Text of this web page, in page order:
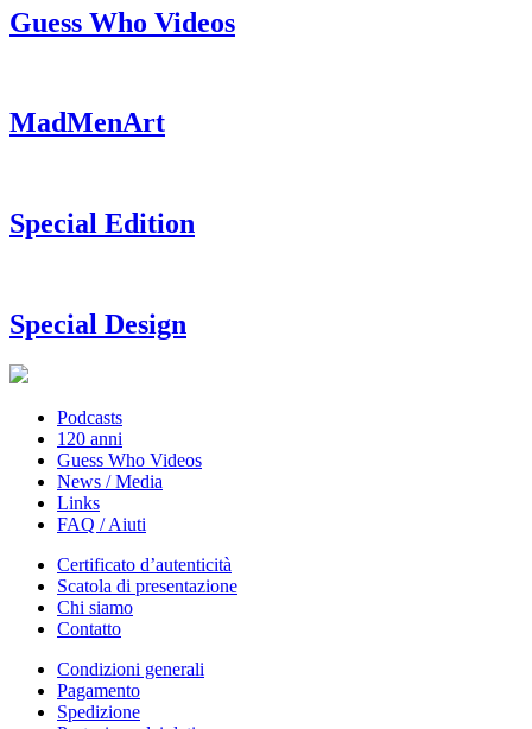
Guess Who Videos
MadMenArt
Special Edition
Special Design
Podcasts
120 anni
Guess Who Videos
News / Media
Links
FAQ / Aiuti
Certificato d’autenticità
Scatola di presentazione
Chi siamo
Contatto
Condizioni generali
Pagamento
Spedizione